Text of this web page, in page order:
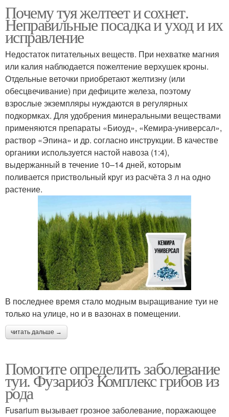
Почему туя желтеет и сохнет.
Неправильные посадка и уход и их
исправление
Недостаток питательных веществ. При нехватке магния
или калия наблюдается пожелтение верхушек кроны.
Отдельные веточки приобретают желтизну (или
обесцвечивание) при дефиците железа, поэтому
взрослые экземпляры нуждаются в регулярных
подкормках. Для удобрения минеральными веществами
применяются препараты «Биоуд», «Кемира-универсал»,
раствор «Эпина» и др. согласно инструкции. В качестве
органики используется настой навоза (1:4),
выдержанный в течение 10–14 дней, которым
поливается приствольный круг из расчёта 3 л на одно
растение.
В последнее время стало модным выращивание туи не
только на улице, но и в вазонах в помещении.
читать дальше →
Помогите определить заболевание
туи. Фузариоз Комплекс грибов из
рода
Fusarium вызывает грозное заболевание, поражающее